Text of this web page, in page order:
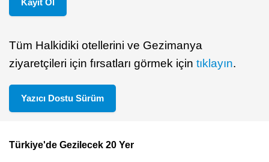
Kayıt Ol
Tüm Halkidiki otellerini ve Gezimanya
ziyaretçileri için fırsatları görmek için tıklayın.
Yazıcı Dostu Sürüm
Türkiye'de Gezilecek 20 Yer